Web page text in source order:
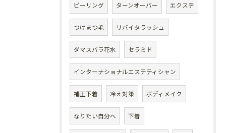
ピーリング ターンオーバー エクステ
つけまつ毛 リバイタラッシュ
ダマスバラ花水 セラミド
インターナショナルエステティシャン
補正下着 冷え対策 ボディメイク
なりたい自分へ 下着